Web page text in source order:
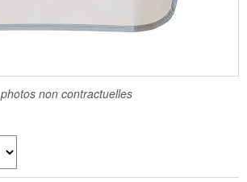
photos non contractuelles